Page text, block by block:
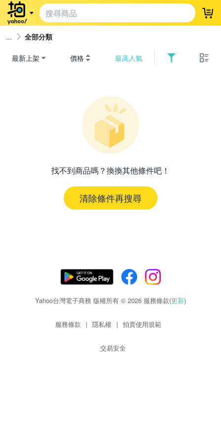
登
全部分類
最新上架 價格 最高人氣
找不到商品嗎？換換其他條件吧！
清除條件再搜尋
Yahoo台灣電子商務 版權所有 © 2026 服務條款(更新)
服務條款 | 隱私權 | 拍賣使用規範
交易安全